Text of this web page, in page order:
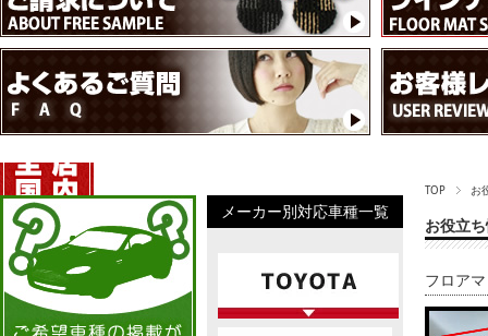
TOP お
お役立
フロア
メーカー別対応車種一覧